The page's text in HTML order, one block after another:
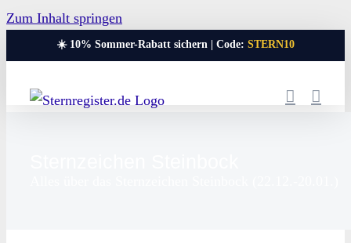
Zum Inhalt springen
☀️ 10% Sommer-Rabatt sichern | Code: STERN10